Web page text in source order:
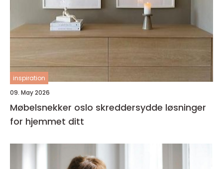
inspiration
09. May 2026
Møbelsnekker oslo skreddersydde løsninger
for hjemmet ditt